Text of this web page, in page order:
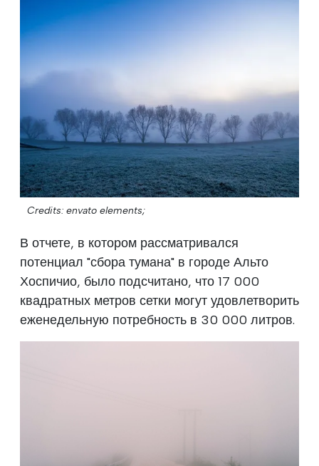
Credits: envato elements;
В отчете, в котором рассматривался
потенциал "сбора тумана" в городе Альто
Хоспичио, было подсчитано, что 17 000
квадратных метров сетки могут удовлетворить
еженедельную потребность в 30 000 литров.